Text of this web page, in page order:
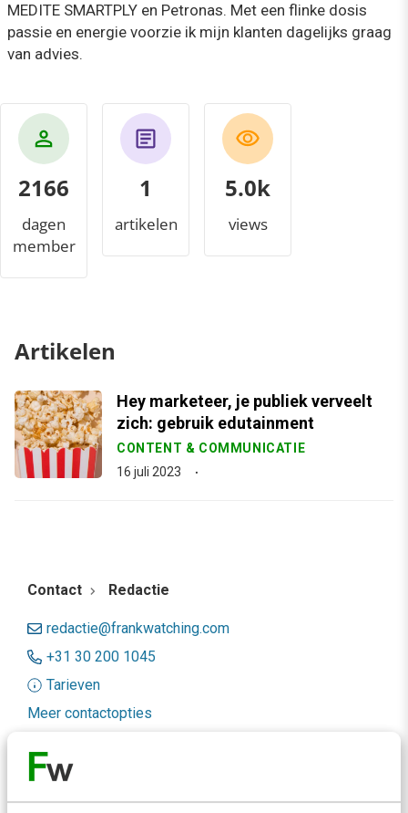
MEDITE SMARTPLY en Petronas. Met een flinke dosis
passie en energie voorzie ik mijn klanten dagelijks graag
van advies.
2166
dagen
member
1
artikelen
5.4k
views
Artikelen
Hey marketeer, je publiek verveelt
zich: gebruik edutainment
CONTENT & COMMUNICATIE
16 juli 2023
Contact Redactie
redactie@frankwatching.com
+31 30 200 1045
Tarieven
Meer contactopties
Frankwatching